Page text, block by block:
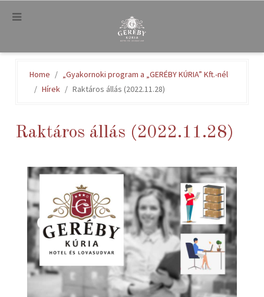
.
Home
„Gyakornoki program a „GERÉBY KÚRIA” Kft.-nél
Hírek
Raktáros állás (2022.11.28)
Raktáros állás (2022.11.28)